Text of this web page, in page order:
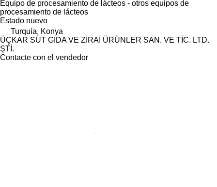
Equipo de procesamiento de lácteos - otros equipos de
procesamiento de lácteos
Estado nuevo
Turquía, Konya
ÜÇKAR SÜT GIDA VE ZİRAİ ÜRÜNLER SAN. VE TİC. LTD.
ŞTİ.
Contacte con el vendedor